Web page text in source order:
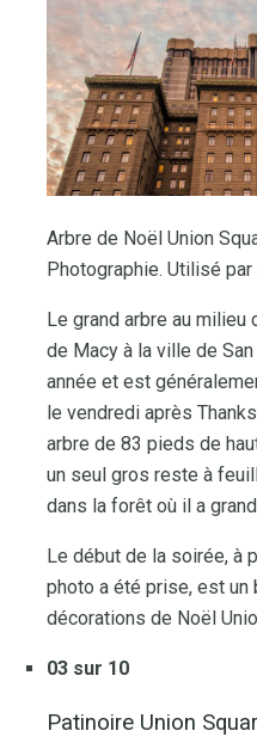
Arbre de Noël Union
Photographie. Utilisé
Le grand arbre au milieu
de Macy à la ville de
année et est
le vendredi après
arbre de 83 pieds de
un seul gros reste à
dans la forêt où il a
Le début de la soirée, à
photo a été prise, est un
décorations de Noël
03 sur 10
Patinoire Union